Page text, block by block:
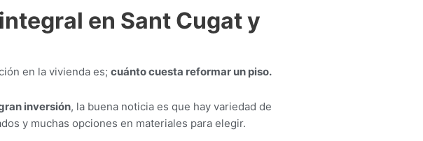
en Sant Cugat y
en la vivienda es; cuánto cuesta reformar un piso.
inversión, la buena noticia es que hay variedad de
y muchas opciones en materiales para elegir.